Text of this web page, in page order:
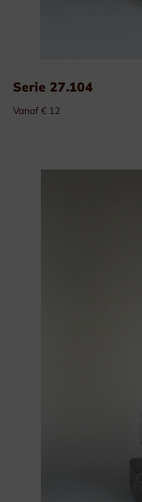
Serie 27.104
Vanaf € 12